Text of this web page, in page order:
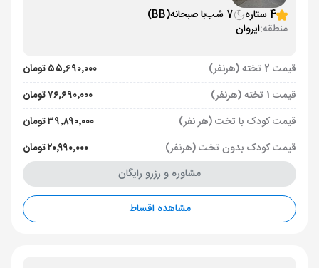
4 ستاره
7 شب با صبحانه(BB)
منطقه:ایروان
قیمت 2 تخته (هرنفر)
۵۵٬۶۹۰٬۰۰۰ تومان
قیمت 1 تخته (هرنفر)
۷۶٬۶۹۰٬۰۰۰ تومان
قیمت کودک با تخت (هر نفر)
۳۹٬۸۹۰٬۰۰۰ تومان
قیمت کودک بدون تخت (هرنفر)
۲۰٬۹۹۰٬۰۰۰ تومان
مشاوره و رزرو رایگان
مشاهده اقساط